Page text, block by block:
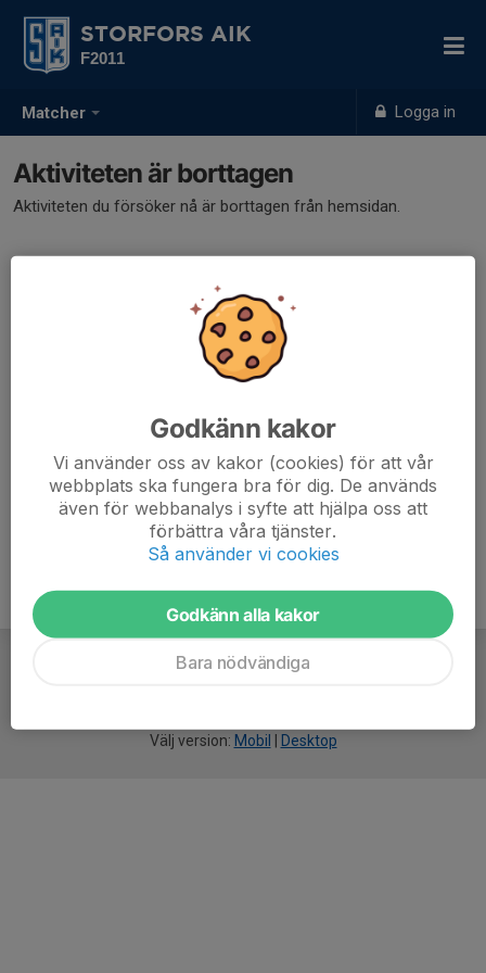
Matcher Logga in
STORFORS AIK
F2011
Aktiviteten är borttagen
Aktiviteten du försöker nå är borttagen från hemsidan.
Välj version: Mobil Desktop
Godkänn kakor
Vi använder oss av kakor (cookies) för att vår
webbplats ska fungera bra för dig. De används
även för webbanalys i syfte att hjälpa oss att
förbättra våra tjänster.
Så använder vi cookies
Godkänn alla kakor
Bara nödvändiga